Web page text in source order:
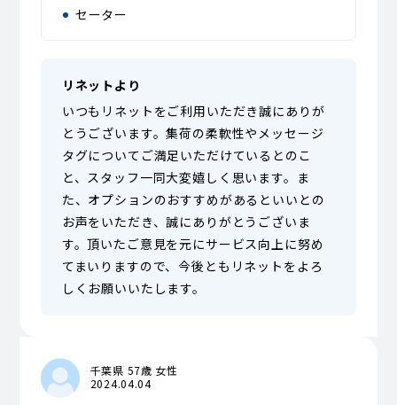
セーター
リネットより
いつもリネットをご利用いただき誠にありが
とうございます。集荷の柔軟性やメッセージ
タグについてご満足いただけているとのこ
と、スタッフ一同大変嬉しく思います。ま
た、オプションのおすすめがあるといいとの
お声をいただき、誠にありがとうございま
す。頂いたご意見を元にサービス向上に努め
てまいりますので、今後ともリネットをよろ
しくお願いいたします。
千葉県 57歳 女性
2024.04.04